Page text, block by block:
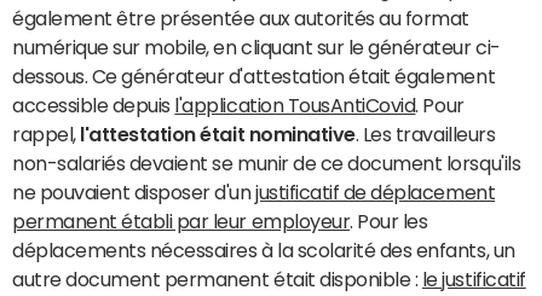
également être présentée aux autorités au format
numérique sur mobile, en cliquant sur le générateur ci-
dessous. Ce générateur d'attestation était également
accessible depuis l'application TousAntiCovid . Pour
rappel, l'attestation était nominative. Les travailleurs
non-salariés devaient se munir de ce document lorsqu'ils
ne pouvaient disposer d'unjustificatif de déplacement
permanent établi par leur employeur. Pour les
déplacements nécessaires à la scolarité des enfants, un
autre document permanent était disponible : le justificatif